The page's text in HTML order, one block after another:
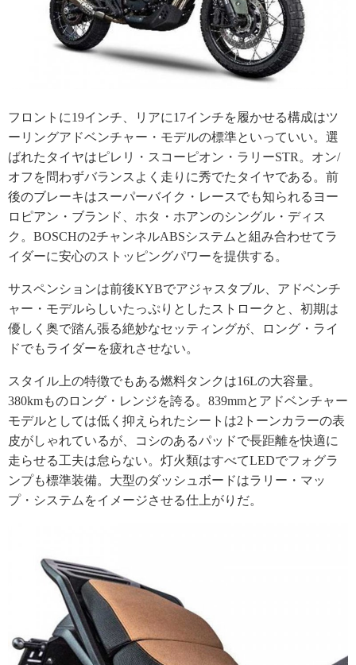
フロントに19インチ、リアに17インチを履かせる構成はツ
ーリングアドベンチャー・モデルの標準といっていい。選
ばれたタイヤはピレリ・スコーピオン・ラリーSTR。オン/
オフを問わずバランスよく走りに秀でたタイヤである。前
後のブレーキはスーパーバイク・レースでも知られるヨー
ロピアン・ブランド、ホタ・ホアンのシングル・ディス
ク。BOSCHの2チャンネルABSシステムと組み合わせてラ
イダーに安心のストッピングパワーを提供する。
サスペンションは前後KYBでアジャスタブル、アドベンチ
ャー・モデルらしいたっぷりとしたストロークと、初期は
優しく奥で踏ん張る絶妙なセッティングが、ロング・ライ
ドでもライダーを疲れさせない。
スタイル上の特徴でもある燃料タンクは16Lの大容量。
380kmものロング・レンジを誇る。839mmとアドベンチャー
モデルとしては低く抑えられたシートは2トーンカラーの表
皮がしゃれているが、コシのあるパッドで長距離を快適に
走らせる工夫は怠らない。灯火類はすべてLEDでフォグラ
ンプも標準装備。大型のダッシュボードはラリー・マッ
プ・システムをイメージさせる仕上がりだ。